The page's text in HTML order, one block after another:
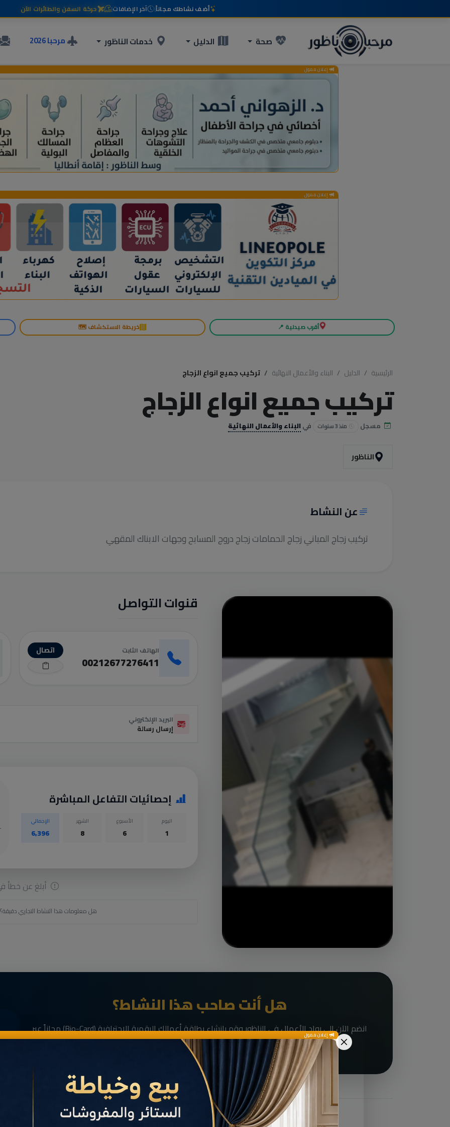
أضف نشاطك مجاناً| آخر الإضافات| حركة السفن والطائرات الآن
صحة الدليل خدمات الناظور مرحبا 2026
إعلان ممول
إعلان ممول
أقرب صيدلية 📍 خريطة الاستكشاف 🗺️
الرئيسية الدليل البناء والأعمال النهائية تركيب جميع انواع الزجاج
تركيب جميع انواع الزجاج
مسجل منذ 3 سنوات فيالبناء والأعمال النهائية
الناظور
عن النشاط
تركيب زجاج المباني زجاج الحمامات زجاج دروج المسابح وجهات الابناك المقهي
قنوات التواصل
الهاتف الثابت
00212677276411
اتصال
البريد الإلكتروني
إرسال رسالة
إحصائيات التفاعل المباشرة
اليوم
1
الأسبوع
6
الشهر
8
الإجمالي
6,396
أبلغ عن خطأ
هل معلومات هذا النشاط التجاري
هل أنت صاحب هذا النشاط؟
انضم الآن إلى رواد الأعمال في الناظور وقم بإنشاء بطاقة أعمالك الرقمية الاحترافية (Bio-Card) مجاناً عبر
خدمةمَانِيمَّا.
إعلان ممول